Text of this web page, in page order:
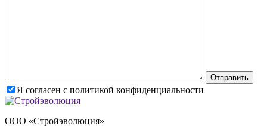
Я согласен с политикой конфиденциальности
ООО «Стройэволюция»